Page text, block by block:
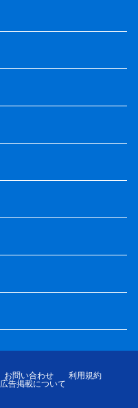
お問い合わせ
利用規約
広告掲載について